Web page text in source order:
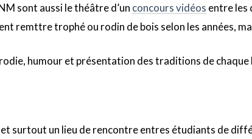
sont aussi le théâtre d’un concours vidéos entre les
remttre trophé ou rodin de bois selon les années,
humour et présentation des traditions de chaque
et surtout un lieu de rencontre entres étudiants de